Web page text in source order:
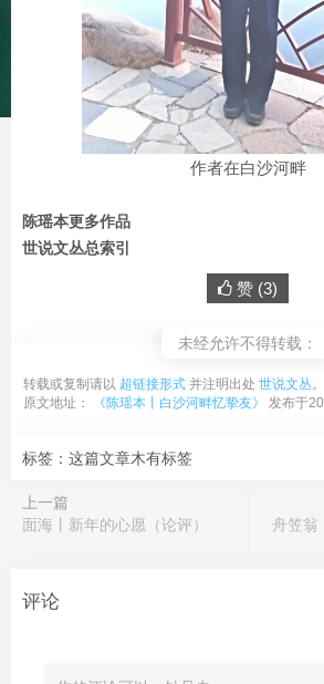
作者在白沙河畔
陈瑶本更多作品
世说文丛总索引
赞 (3)
未经允许不得转载：
转载或复制请以 超链接形式 并注明出处 世说文丛。
原文地址：
《陈瑶本丨白沙河畔忆挚友》 发布于
标签：这篇文章木有标签
上一篇
面海丨新年的心愿（论评）
舟笠翁
评论